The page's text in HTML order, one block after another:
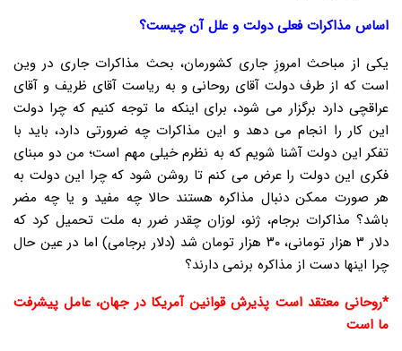
اساس مذاکرات فعلی دولت و علل آن چیست؟
یکی از مباحث امروزِ جاری کشورمان، بحث مذاکرات جاری در وین
است که از طرف دولت آقای روحانی و به ریاست آقای ظریف و آقای
عراقچی دارد برگزار می شود، برای اینکه ما توجه کنیم که چرا دولت
این کار را انجام می دهد و این مذاکرات چه ضرورتی دارد، باید با
تفکر این دولت آشنا شویم که به نظرم خیلی مهم است؛ من دو مبنای
فکری این دولت را عرض می کنم تا روشن شود که چرا این دولت به
هر صورت ممکن دنبال مذاکره هستند حالا چه مفید و یا چه مضر
باشد؟ مذاکرات برجام، ژنو، لوزان چقدر ضرر به ملت تحمیل کرد که
دلار ۳ هزار تومانی، ۳۰ هزار تومان شد (دلار برجامی) اما در عین حال
چرا اینها دست از مذاکره برنمی دارند؟
*روحانی معتقد است پذیرش قوانین آمریکا در جهان، عامل پیشرفت
ما است